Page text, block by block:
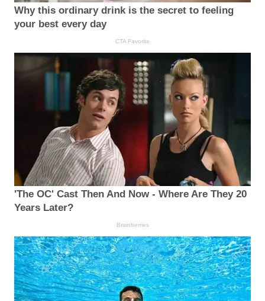
Why this ordinary drink is the secret to feeling
your best every day
CTA Favorite
'The OC' Cast Then And Now - Where Are They 20
Years Later?
Brainberries